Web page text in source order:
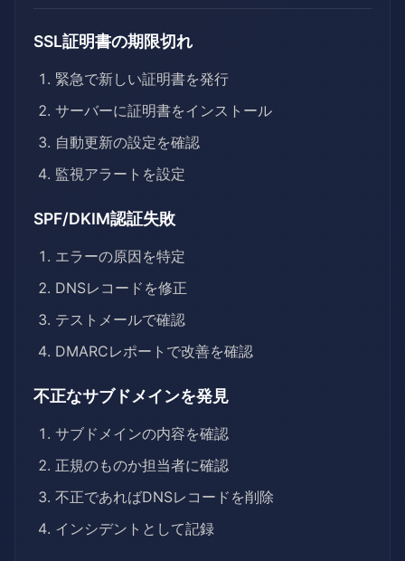
SSL証明書の期限切れ
緊急で新しい証明書を発行
サーバーに証明書をインストール
自動更新の設定を確認
監視アラートを設定
SPF/DKIM認証失敗
エラーの原因を特定
DNSレコードを修正
テストメールで確認
DMARCレポートで改善を確認
不正なサブドメインを発見
サブドメインの内容を確認
正規のものか担当者に確認
不正であればDNSレコードを削除
インシデントとして記録